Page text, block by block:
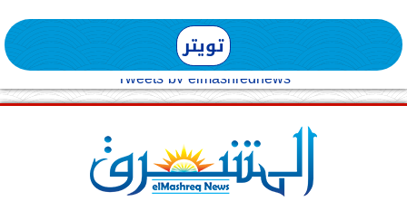
تويتر
Tweets by elmashreqnews